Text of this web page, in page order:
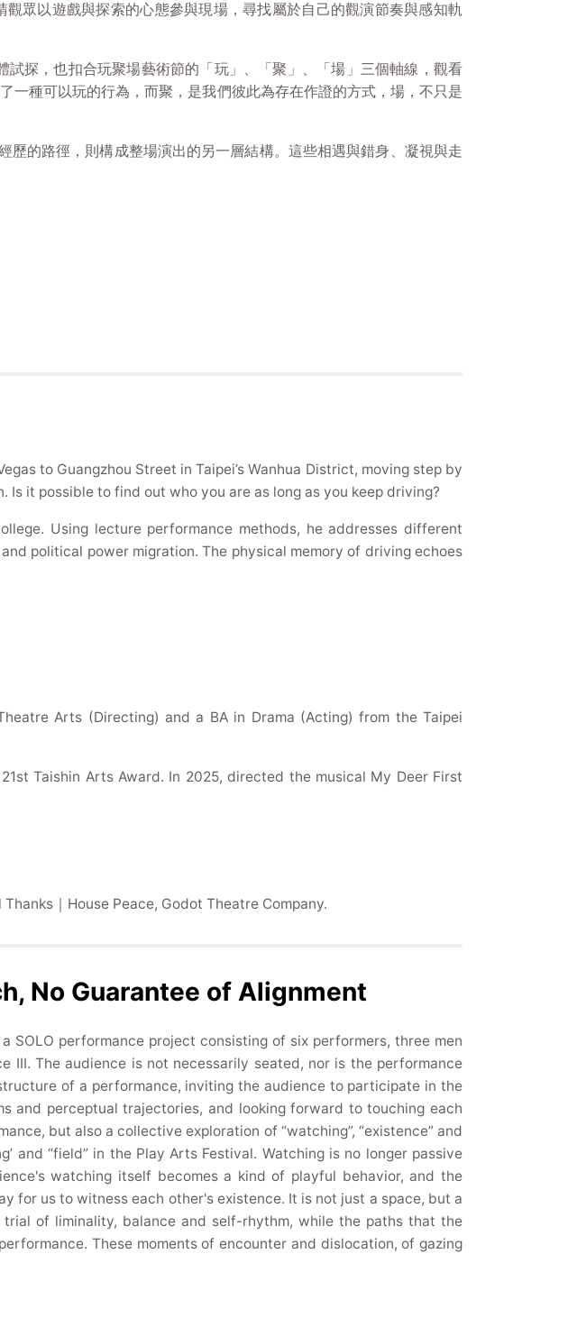
眾以遊戲與探索的心態參與現場，尋找屬於自己的觀演節奏與感知軌
探，也扣合玩聚場藝術節的「玩」、「聚」、「場」三個軸線，觀看
一種可以玩的行為，而聚，是我們彼此為存在作證的方式，場，不只是
的路徑，則構成整場演出的另一層結構。這些相遇與錯身、凝視與走
to Guangzhou Street in Taipei’s Wanhua District, moving step by
it possible to find out who you are as long as you keep driving?
Using lecture performance methods, he addresses different
political power migration. The physical memory of driving echoes
Arts (Directing) and a BA in Drama (Acting) from the Taipei
Taishin Arts Award. In 2025, directed the musical My Deer First
｜House Peace, Godot Theatre Company.
No Guarantee of Alignment
SOLO performance project consisting of six performers, three men
The audience is not necessarily seated, nor is the performance
of a performance, inviting the audience to participate in the
and perceptual trajectories, and looking forward to touching each
but also a collective exploration of “watching”, “existence” and
and “field” in the Play Arts Festival. Watching is no longer passive
watching itself becomes a kind of playful behavior, and the
for us to witness each other's existence. It is not just a space, but a
of liminality, balance and self-rhythm, while the paths that the
These moments of encounter and dislocation, of gazing